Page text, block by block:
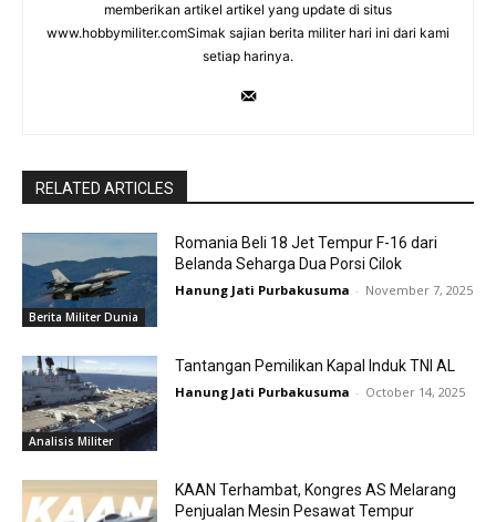
memberikan artikel artikel yang update di situs
www.hobbymiliter.comSimak sajian berita militer hari ini dari kami
setiap harinya.
RELATED ARTICLES
Berita Militer Dunia
Romania Beli 18 Jet Tempur F-16 dari
Belanda Seharga Dua Porsi Cilok
Hanung Jati Purbakusuma - November 7, 2025
Analisis Militer
Tantangan Pemilikan Kapal Induk TNI AL
Hanung Jati Purbakusuma - October 14, 2025
KAAN Terhambat, Kongres AS Melarang
Penjualan Mesin Pesawat Tempur